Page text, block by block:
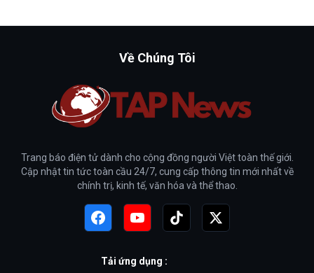
Về Chúng Tôi
Trang báo điện tử dành cho cộng đồng người Việt toàn thế giới.
Cập nhật tin tức toàn cầu 24/7, cung cấp thông tin mới nhất về
chính trị, kinh tế, văn hóa và thể thao.
Tải ứng dụng :